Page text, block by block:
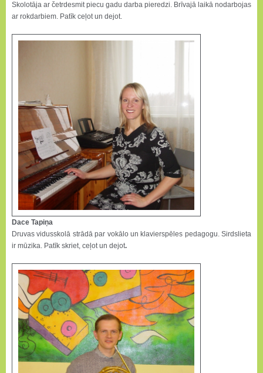
Skolotāja ar četrdesmit piecu gadu darba pieredzi. Brīvajā laikā nodarbojas
ar rokdarbiem. Patīk ceļot un dejot.
Dace Tapiņa
Druvas vidusskolā strādā par vokālo un klavierspēles pedagogu. Sirdslieta
ir mūzika. Patīk skriet, ceļot un dejot.